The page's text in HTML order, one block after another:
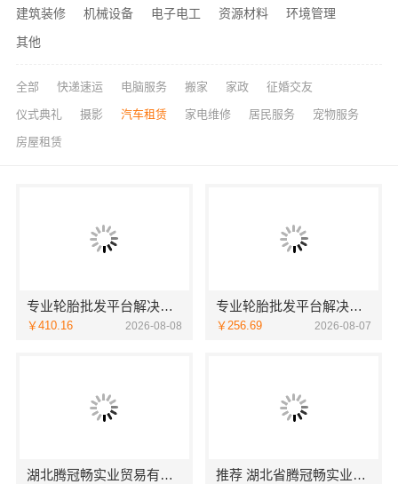
建筑装修
机械设备 电子电工 资源材料
环境管理
其他
全部 快递速运 电脑服务 搬家 家政 征婚交友
仪式典礼 摄影 汽车租赁 家电维修 居民服务 宠物服务
房屋租赁
专业轮胎批发平台解决方案：湖北省腾冠畅实业贸易有限公司
￥410.16 2026-08-08
专业轮胎批发平台解决方案-湖北省腾冠畅
￥256.69 2026-08-07
湖北腾冠畅实业贸易有限公司-线下轮胎批发公司怎么做 推荐 湖北省腾冠畅实业贸易有限公司 轮胎平台优势